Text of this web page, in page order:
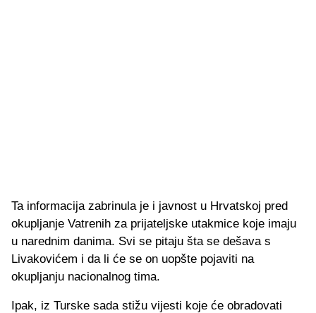
Ta informacija zabrinula je i javnost u Hrvatskoj pred
okupljanje Vatrenih za prijateljske utakmice koje imaju
u narednim danima. Svi se pitaju šta se dešava s
Livakovićem i da li će se on uopšte pojaviti na
okupljanju nacionalnog tima.
Ipak, iz Turske sada stižu vijesti koje će obradovati